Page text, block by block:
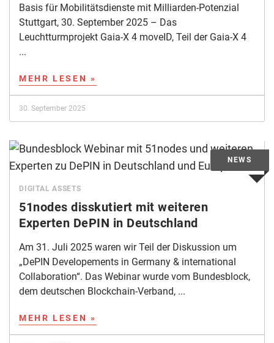
Basis für Mobilitätsdienste mit Milliarden-Potenzial
Stuttgart, 30. September 2025 – Das
Leuchtturmprojekt Gaia-X 4 moveID, Teil der Gaia-X 4
...
MEHR LESEN »
30. September 2025
DIGITAL ASSETS
51nodes disskutiert mit weiteren
Experten DePIN in Deutschland
Am 31. Juli 2025 waren wir Teil der Diskussion um
„DePIN Developements in Germany & international
Collaboration“. Das Webinar wurde vom Bundesblock,
dem deutschen Blockchain-Verband, ...
MEHR LESEN »